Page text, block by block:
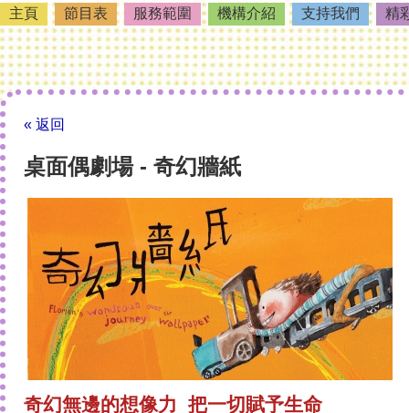
主頁 節目表 服務範圍 機構介紹 支持我們 精
« 返回
桌面偶劇場 - 奇幻牆紙
奇幻無邊的想像力 把一切賦予生命